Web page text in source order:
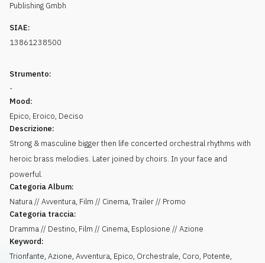
Publishing Gmbh
SIAE:
13861238500
Strumento:
-
Mood:
Epico, Eroico, Deciso
Descrizione:
Strong & masculine bigger then life concerted orchestral rhythms with
heroic brass melodies. Later joined by choirs. In your face and
powerful.
Categoria Album:
Natura // Avventura, Film // Cinema, Trailer // Promo
Categoria traccia:
Dramma // Destino, Film // Cinema, Esplosione // Azione
Keyword:
Trionfante, Azione, Avventura, Epico, Orchestrale, Coro, Potente,